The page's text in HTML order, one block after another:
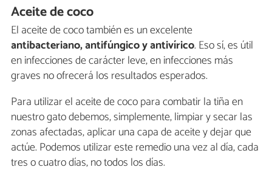
Aceite de coco
El aceite de coco también es un excelente
antibacteriano, antifúngico y antivírico. Eso sí, es útil
en infecciones de carácter leve, en infecciones más
graves no ofrecerá los resultados esperados.
Para utilizar el aceite de coco para combatir la tiña en
nuestro gato debemos, simplemente, limpiar y secar las
zonas afectadas, aplicar una capa de aceite y dejar que
actúe. Podemos utilizar este remedio una vez al día, cada
tres o cuatro días, no todos los días.